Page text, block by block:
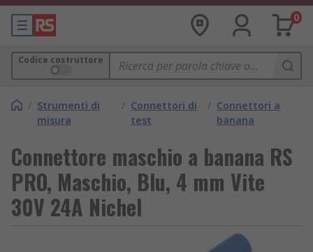
0
Codice costruttore
/ Strumenti di
misura
/ Connettori di
test
/ Connettori a
banana
Connettore maschio a banana RS
PRO, Maschio, Blu, 4 mm Vite
30V 24A Nichel